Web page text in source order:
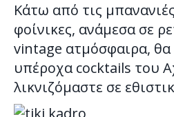
Κάτω από τις
φοίνικες, ανάμεσα σε
vintage ατμόσφαιρα, θα
υπέροχα cocktails του
λικνιζόμαστε σε